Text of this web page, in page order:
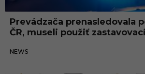
Prevádzača prenasledovala
ČR, museli použiť
NEWS